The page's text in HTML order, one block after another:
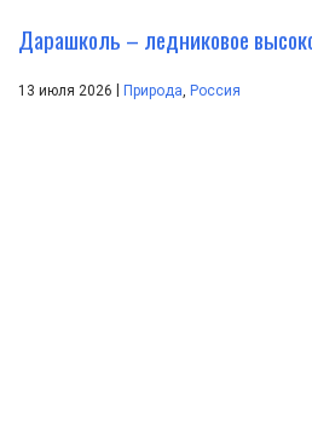
Дарашколь – ледниковое
13 июля 2026 Природа, Россия